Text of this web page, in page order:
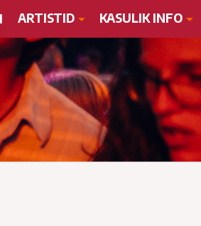
ARTISTID KASULIK INFO